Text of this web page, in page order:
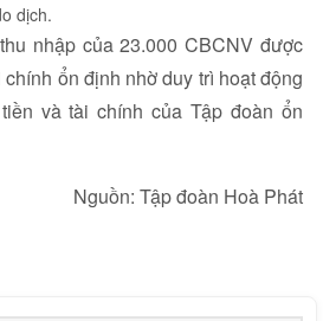
dịch.
nhập của 23.000 CBCNV được
ổn định nhờ duy trì hoạt động
và tài chính của Tập đoàn ổn
Nguồn: Tập đoàn Hoà Phát